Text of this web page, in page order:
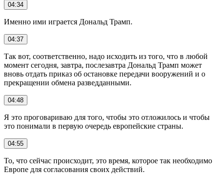
04:34
Именно ими играется Дональд Трамп.
04:37
Так вот, соответственно, надо исходить из того, что в любой
момент сегодня, завтра, послезавтра Дональд Трамп может
вновь отдать приказ об остановке передачи вооружений и о
прекращении обмена разведданными.
04:48
Я это проговариваю для того, чтобы это отложилось и чтобы
это понимали в первую очередь европейские страны.
04:55
То, что сейчас происходит, это время, которое так необходимо
Европе для согласования своих действий.